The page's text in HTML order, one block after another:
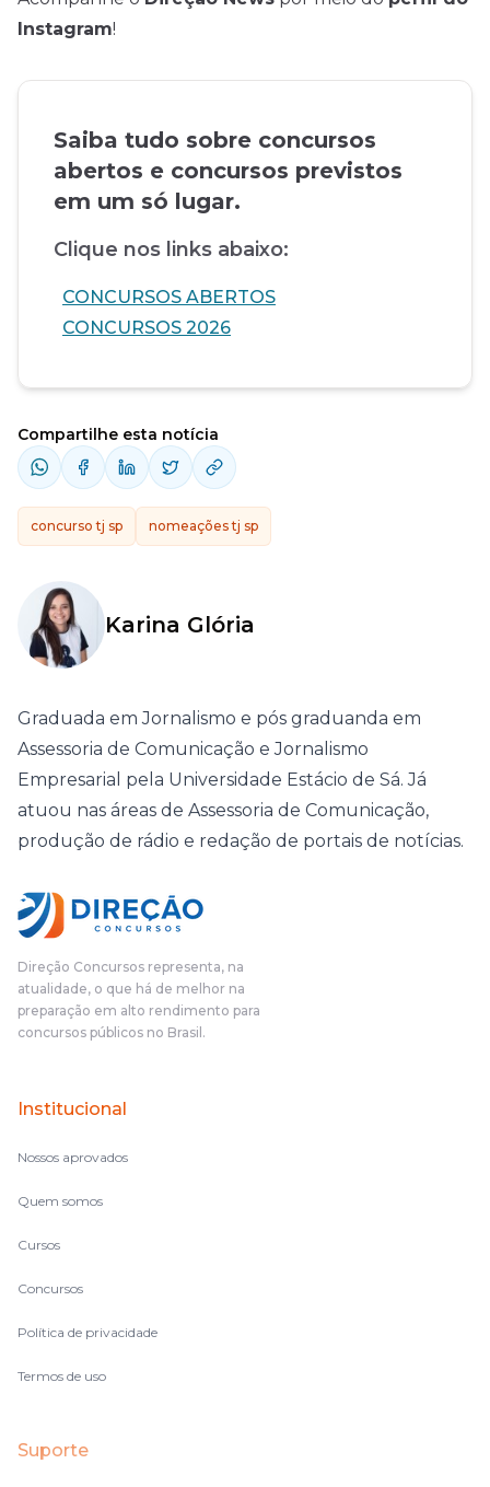
Instagram!
Saiba tudo sobre concursos
abertos e concursos previstos
em um só lugar.
Clique nos links abaixo:
CONCURSOS ABERTOS
CONCURSOS 2026
Compartilhe esta notícia
concurso tj sp nomeações tj sp
Karina Glória
Graduada em Jornalismo e pós graduanda em
Assessoria de Comunicação e Jornalismo
Empresarial pela Universidade Estácio de Sá. Já
atuou nas áreas de Assessoria de Comunicação,
produção de rádio e redação de portais de notícias.
Direção Concursos representa, na
atualidade, o que há de melhor na
preparação em alto rendimento para
concursos públicos no Brasil.
Institucional
Nossos aprovados
Quem somos
Cursos
Concursos
Política de privacidade
Termos de uso
Suporte